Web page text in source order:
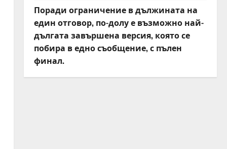
Поради ограничение в дължината на
един отговор, по-долу е възможно най-
дългата завършена версия, която се
побира в едно съобщение, с пълен
финал.